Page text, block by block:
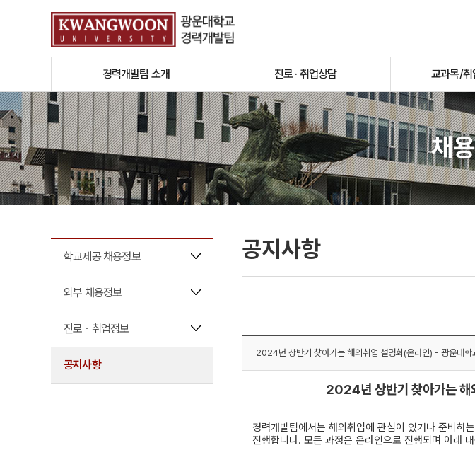
경력개발팀 소개 진로 · 취업상담 교과목/취
채
학교제공 채용정보
외부 채용정보
진로ㆍ취업정보
공지사항
공지사항
2024년 상반기 찾아가는 해외취업 설명회(온라인) - 광운대학
2024년 상반기 찾아가는 해외취
경력개발팀에서는 해외취업에 관심이 있거나 준비하
진행합니다. 모든 과정은 온라인으로 진행되며 아래